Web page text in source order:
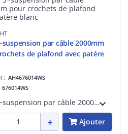
par câble 2000mm
de plafond avec patère
: AH4676014WS
676014WS
LKM 3~suspension par câble 2000mmpour crochets de plafond avec patère blanc
Ajouter